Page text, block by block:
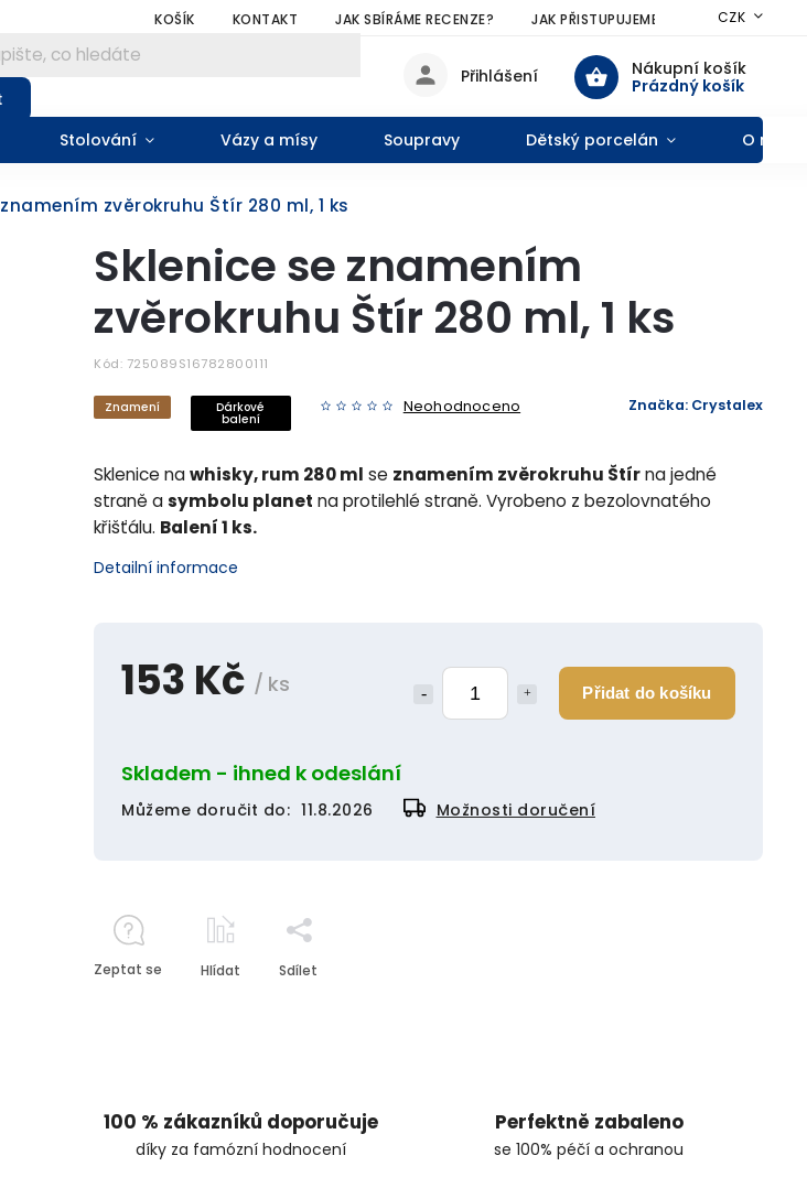
KOŠÍK KONTAKT JAK SBÍRÁME RECENZE? JAK PŘISTUPUJEME KE SLEVÁM?
CZK
Nákupní košík
Prázdný košík
Přihlášení
Stolování Vázy a mísy Soupravy Dětský porcelán O nás
zvěrokruhu Štír 280 ml, 1 ks
153 Kč / ks Přidat do košíku
Skladem - ihned k odeslání
Můžeme doručit do: 11.8.2026 Možnosti doručení
Sklenice se znamením
zvěrokruhu Štír 280 ml, 1 ks
Kód: 725089S16782800111
Znamení Dárkové
balení
Neohodnoceno Značka: Crystalex
Sklenice nawhisky, rum 280 ml se znamením zvěrokruhu Štírna jedné
straně asymbolu planet na protilehlé straně. Vyrobeno z bezolovnatého
křišťálu. Balení 1 ks.
Detailní informace
Zeptat se Hlídat Sdílet
100 % zákazníků doporučuje
díky za famózní hodnocení
Perfektně zabaleno
se 100% péčí a ochranou